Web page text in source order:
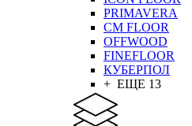
PRIMAVERA
CM FLOOR
OFFWOOD
FINEFLOOR
КУБЕРПОЛ
+ ЕЩЕ 13